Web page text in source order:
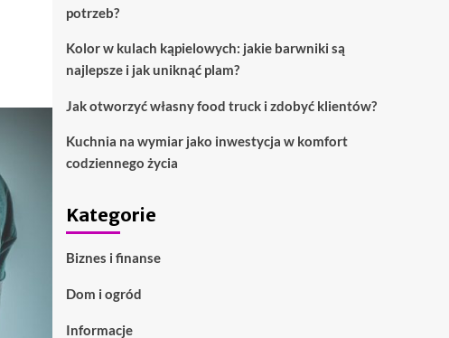
potrzeb?
Kolor w kulach kąpielowych: jakie barwniki są
najlepsze i jak uniknąć plam?
Jak otworzyć własny food truck i zdobyć klientów?
Kuchnia na wymiar jako inwestycja w komfort
codziennego życia
Kategorie
Biznes i finanse
Dom i ogród
Informacje